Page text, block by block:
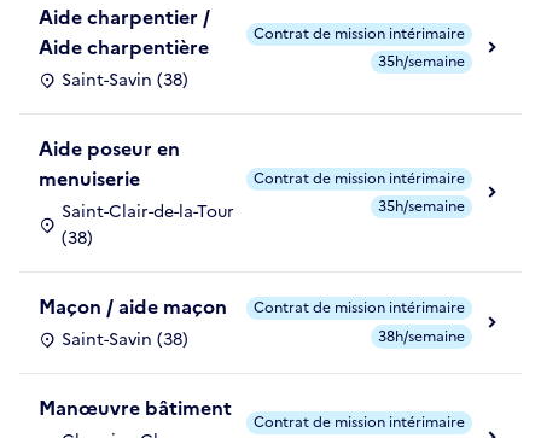
Aide charpentier /
Aide charpentière
Saint-Savin (38)
Contrat de mission intérimaire
35h/semaine
Aide poseur en
menuiserie
Saint-Clair-de-la-Tour
(38)
Contrat de mission intérimaire
35h/semaine
Maçon / aide maçon
Saint-Savin (38)
Contrat de mission intérimaire
38h/semaine
Manœuvre bâtiment
Contrat de mission intérimaire